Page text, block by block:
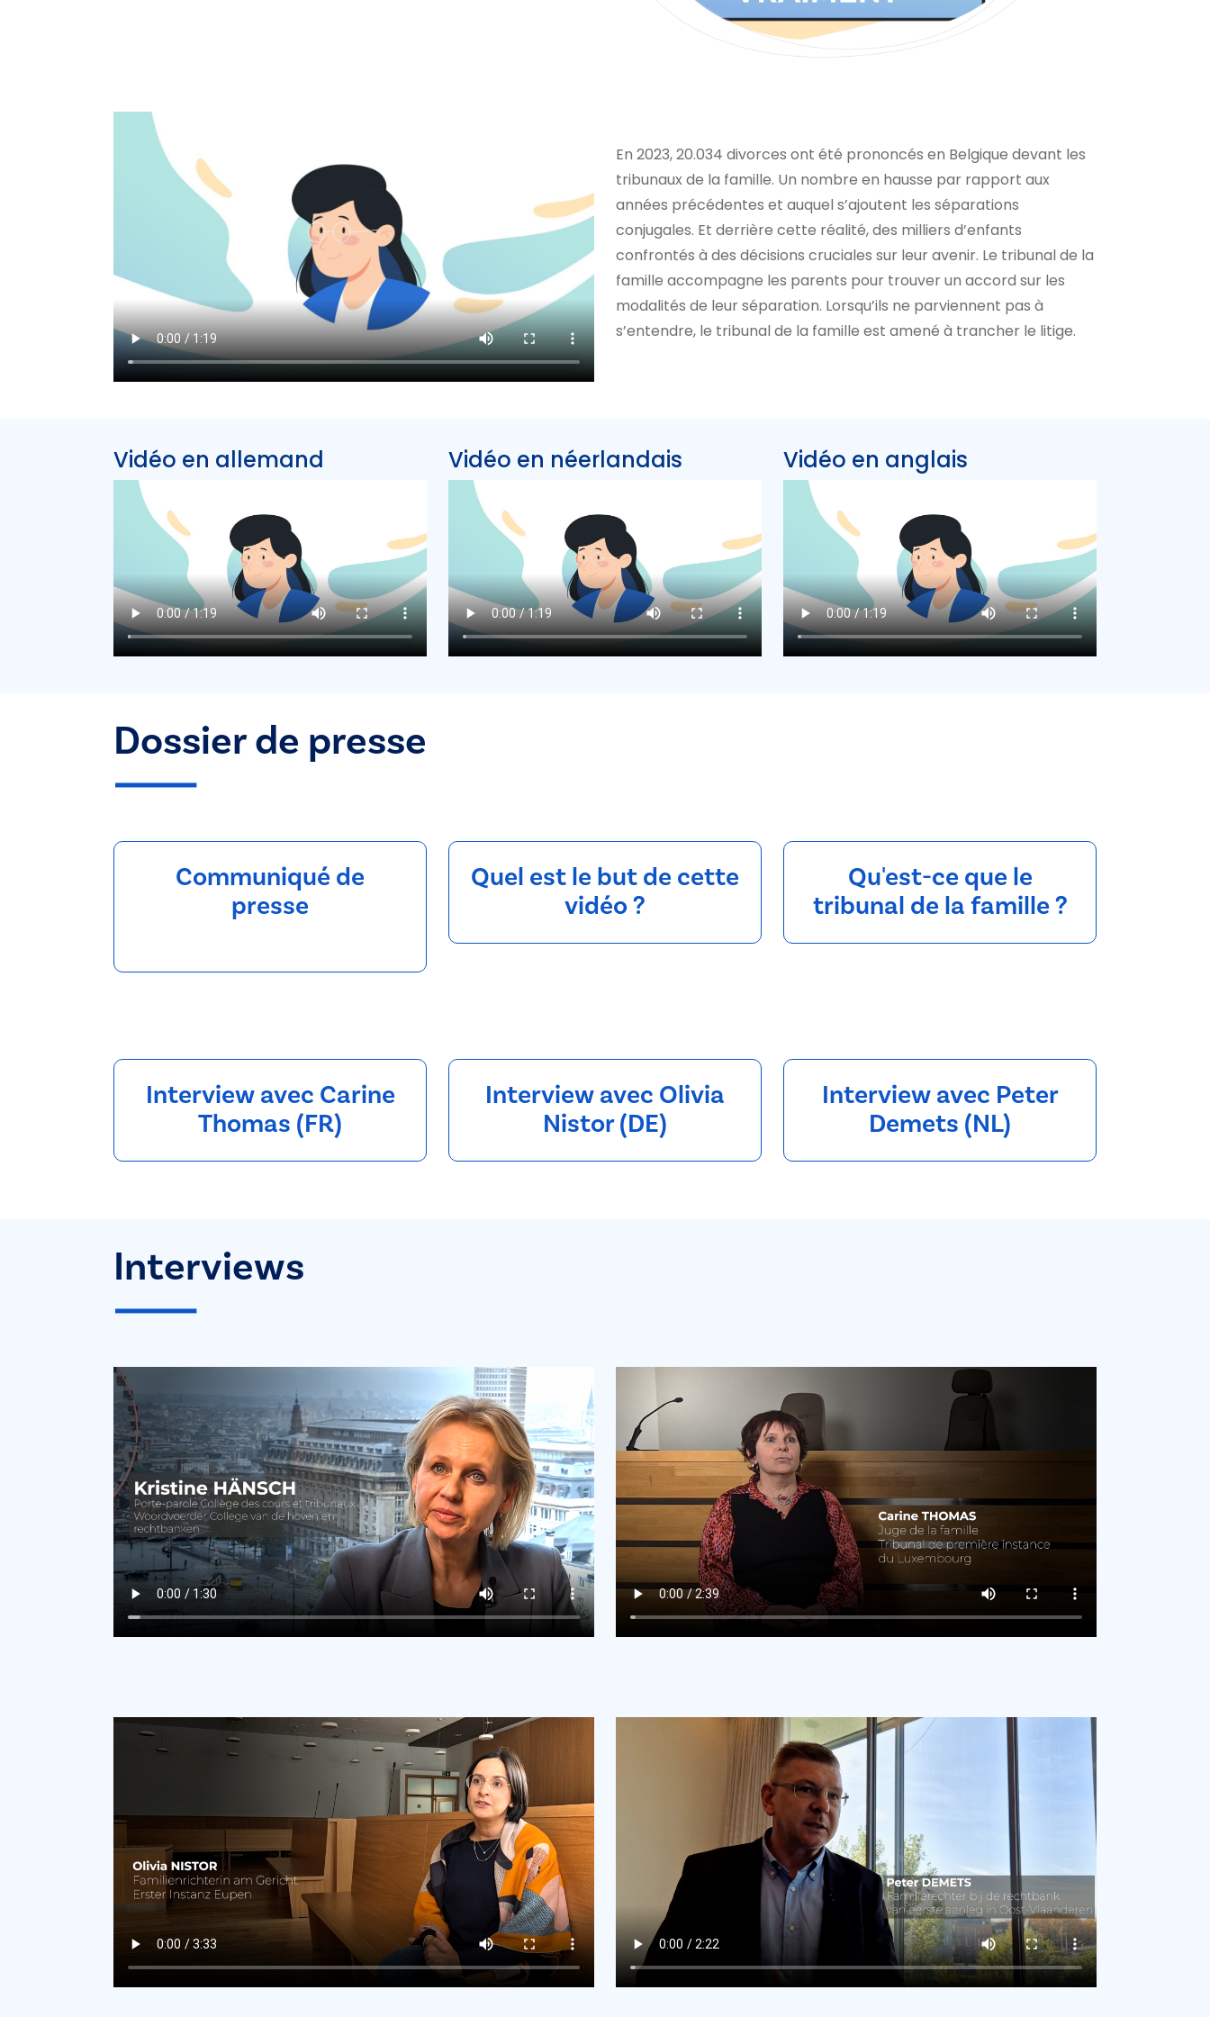
En 2023, 20.034 divorces ont été prononcés en Belgique devant les
tribunaux de la famille. Un nombre en hausse par rapport aux
années précédentes et auquel s’ajoutent les séparations
conjugales. Et derrière cette réalité, des milliers d’enfants
confrontés à des décisions cruciales sur leur avenir. Le tribunal de la
famille accompagne les parents pour trouver un accord sur les
modalités de leur séparation. Lorsqu’ils ne parviennent pas à
s’entendre, le tribunal de la famille est amené à trancher le litige.
Vidéo en allemand Vidéo en néerlandais Vidéo en anglais
Dossier de presse
Communiqué de
presse
Quel est le but de cette
vidéo ?
Qu'est-ce que le
tribunal de la famille ?
Interview avec Carine
Thomas (FR)
Interview avec Olivia
Nistor (DE)
Interview avec Peter
Demets (NL)
Interviews